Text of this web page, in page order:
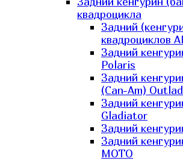
квадроцикла
Задний
квадроциклов
Задний
Polaris
Задний
(Can-Am)
Задний
Gladiator
Задний
Задний
MOTO